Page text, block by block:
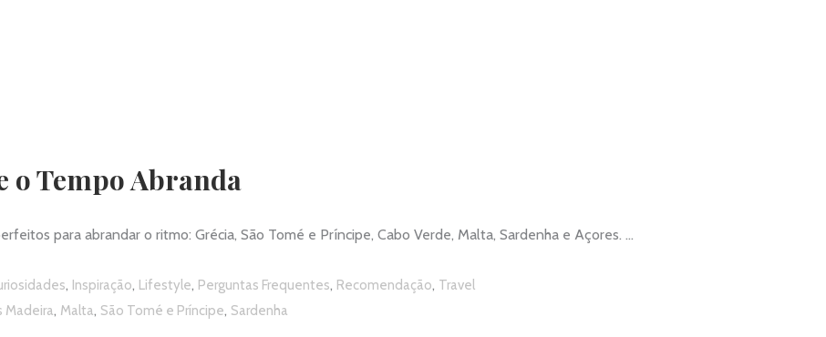
o Tempo Abranda
para abrandar o ritmo: Grécia, São Tomé e Príncipe, Cabo Verde, Malta, Sardenha e Açores.
, Inspiração, Lifestyle, Perguntas Frequentes, Recomendação, Travel
Madeira, Malta, São Tomé e Príncipe, Sardenha